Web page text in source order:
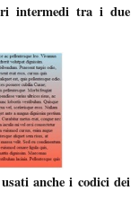
intermedi tra i due
anche i codici dei